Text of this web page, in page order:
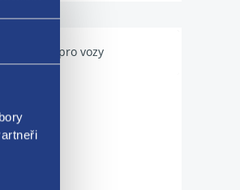
Použitelné pro vozy